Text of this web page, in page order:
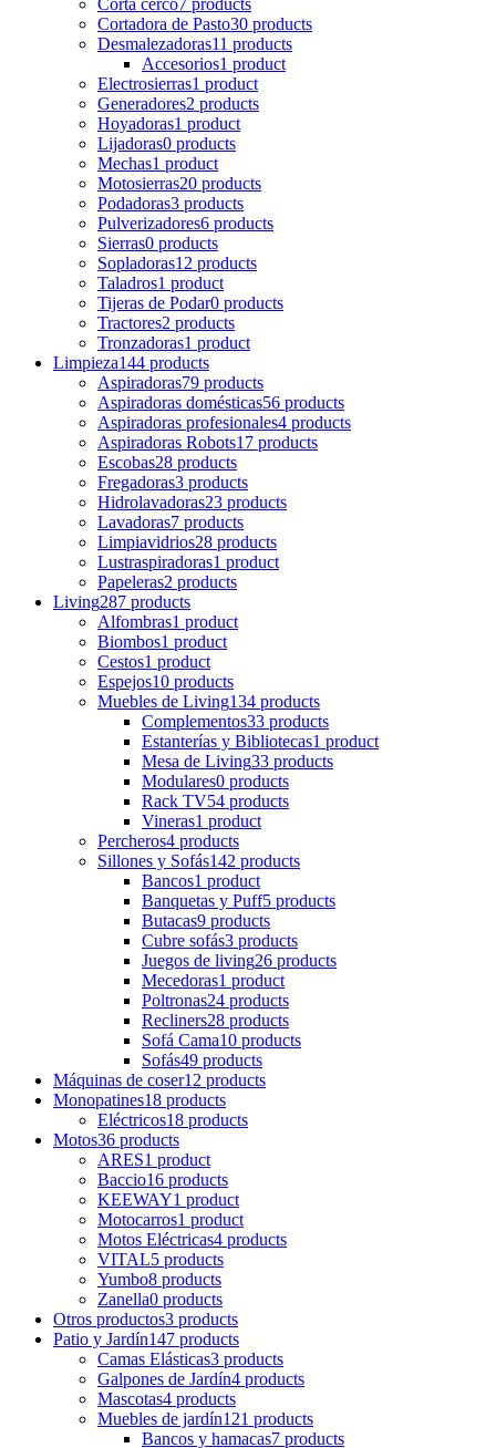
Cortadora de Pasto30 products
Desmalezadoras11 products
Accesorios1 product
Electrosierras1 product
Generadores2 products
Hoyadoras1 product
Lijadoras0 products
Mechas1 product
Motosierras20 products
Podadoras3 products
Pulverizadores6 products
Sierras0 products
Sopladoras12 products
Taladros1 product
Tijeras de Podar0 products
Tractores2 products
Tronzadoras1 product
Limpieza144 products
Aspiradoras79 products
Aspiradoras domésticas56 products
Aspiradoras profesionales4 products
Aspiradoras Robots17 products
Escobas28 products
Fregadoras3 products
Hidrolavadoras23 products
Lavadoras7 products
Limpiavidrios28 products
Lustraspiradoras1 product
Papeleras2 products
Living287 products
Alfombras1 product
Biombos1 product
Cestos1 product
Espejos10 products
Muebles de Living134 products
Complementos33 products
Estanterías y Bibliotecas1 product
Mesa de Living33 products
Modulares0 products
Rack TV54 products
Vineras1 product
Percheros4 products
Sillones y Sofás142 products
Bancos1 product
Banquetas y Puff5 products
Butacas9 products
Cubre sofás3 products
Juegos de living26 products
Mecedoras1 product
Poltronas24 products
Recliners28 products
Sofá Cama10 products
Sofás49 products
Máquinas de coser12 products
Monopatines18 products
Eléctricos18 products
Motos36 products
ARES1 product
Baccio16 products
KEEWAY1 product
Motocarros1 product
Motos Eléctricas4 products
VITAL5 products
Yumbo8 products
Zanella0 products
Otros productos3 products
Patio y Jardín147 products
Camas Elásticas3 products
Galpones de Jardín4 products
Mascotas4 products
Muebles de jardín121 products
Bancos y hamacas7 products